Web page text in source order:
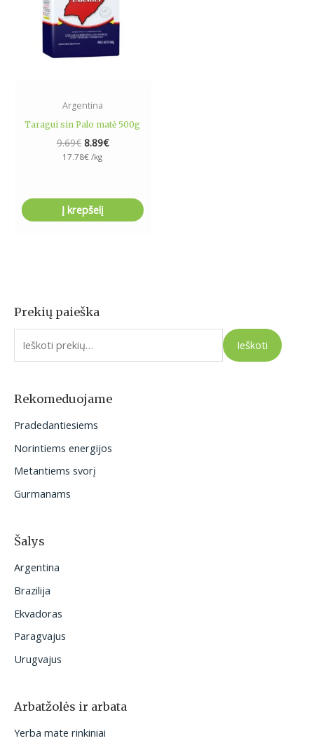
Prekių paieška
I
e
o
:
Ieškoti
Rekomeduojame
Pradedantiesiems
Norintiems energijos
Metantiems svorį
Gurmanams
Šalys
Argentina
Brazilija
Ekvadoras
Paragvajus
Urugvajus
Arbatžolės ir arbata
Yerba mate rinkiniai
Argentina
Taragui sin Palo matė 500g
9.69€ 8.89€
17.78€ /kg
Į krepšelį